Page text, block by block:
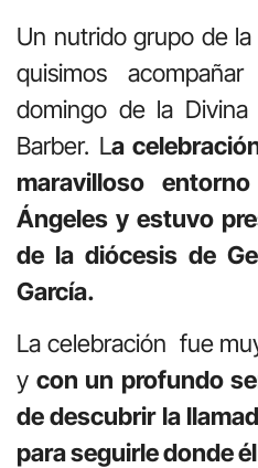
Un nutrido grupo de
quisimos
domingo de la
Barber. La
maravilloso
Ángeles y estuvo
de la diócesis de
García.
La celebración fue
ycon un profundo
de descubrir la
para seguirle donde é